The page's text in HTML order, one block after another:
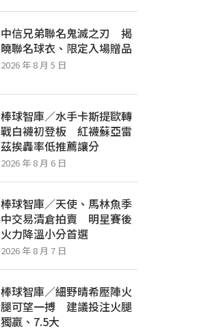
中信兄弟聯名鬼滅之刃 揭
曉聯名球衣、限定入場贈品
2026 年 8 月 5 日
棒球智庫／水手卡斯提歐轉
戰白襪初登板 紅襪蘇亞雷
茲挨轟率低推薦讓分
2026 年 8 月 6 日
棒球智庫／天使、馬林魚季
中交易清倉拍賣 明星賽後
火力降溫小分首選
2026 年 8 月 7 日
棒球智庫／細野晴希壓陣火
腿可望一搏 建議投注火腿
獨贏、7.5大